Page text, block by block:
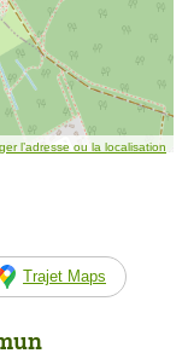
l’adresse ou la localisation
Trajet Maps